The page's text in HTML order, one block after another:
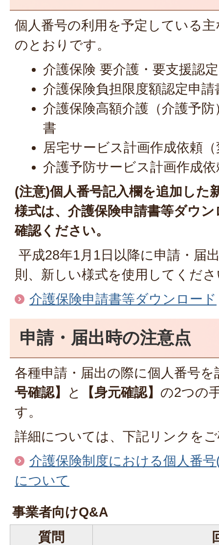
個人番号の利用を予定している
のとおりです。
介護保険 要介護・要支援認
介護保険負担限度額認定申請
介護保険高額介護（介護予
書
居宅サービス計画作成依頼
介護予防サービス計画作成
(注意)個人番号記入欄を追加した
様式は、介護保険申請書等ダウ
確認ください。
平成28年1月1日以降に申請・届
則、新しい様式を使用してくだ
介護保険申請書等ダウンロード
申請・届出時の注意点
各種申請・届出の際に個人番号
号確認】
と 【身元確認】 の2つの
す。
詳細については、下記リンクを
介護保険制度における個人番
について
事業者向けQ&A
質問